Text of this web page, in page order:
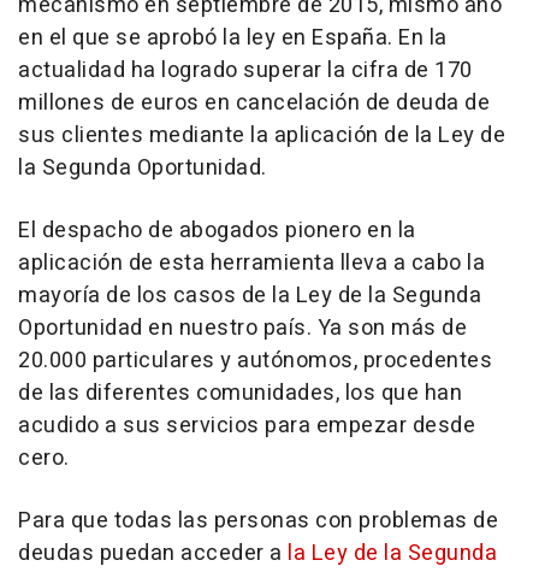
en el que se aprobó la ley en España. En la
actualidad ha logrado superar la cifra de 170
millones de euros en cancelación de deuda de
sus clientes mediante la aplicación de la Ley de
la Segunda Oportunidad.
El despacho de abogados pionero en la
aplicación de esta herramienta lleva a cabo la
mayoría de los casos de la Ley de la Segunda
Oportunidad en nuestro país. Ya son más de
20.000 particulares y autónomos, procedentes
de las diferentes comunidades, los que han
acudido a sus servicios para empezar desde
cero.
Para que todas las personas con problemas de
deudas puedan acceder a la Ley de la Segunda